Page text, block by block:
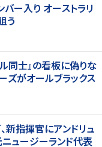
バー入り オーストラリ
う
同士』の看板に偽りな
ズがオールブラックス
新指揮官にアンドリュ
ュージーランド代表